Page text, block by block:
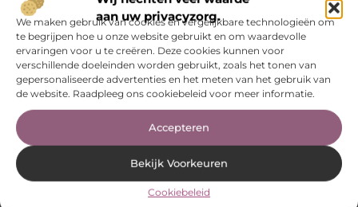
aan uw privacyzorg.
We maken gebruik van cookies en vergelijkbare technologieën om
te begrijpen hoe u onze website gebruikt en om waardevolle
ervaringen voor u te creëren. Deze cookies kunnen voor
verschillende doeleinden worden gebruikt, zoals het tonen van
gepersonaliseerde advertenties en het meten van het gebruik van
de website. Raadpleeg ons cookiebeleid voor meer informatie.
Accepteren
Bekijk Voorkeuren
Cookiebeleid
onderwerpen
Aanbiedingen
Adverteren
Afvalverwerking
Alarmsysteem
Auto’s en
Motoren
Bedrijven
Gezondheid
Groothandel
Hobby en vrije
tijd
Horeca
Huishoudelijk
Industrie
Internet
Kinderen
Marketing
Media
Testing
Toerisme
Tuin en
buitenleven
Tweewielers
Vakantie
Verbouwen